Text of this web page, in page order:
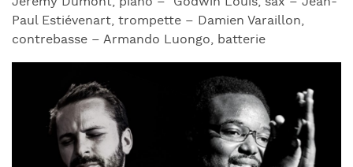
Paul Estiévenart, trompette – Damien Varaillon,
contrebasse – Armando Luongo, batterie